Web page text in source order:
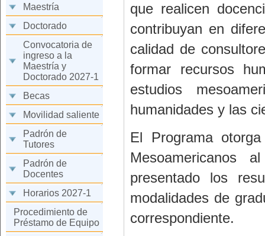
Maestría
Doctorado
Convocatoria de
ingreso a la
Maestría y
Doctorado 2027-1
Becas
Movilidad saliente
Padrón de
Tutores
Padrón de
Docentes
Horarios 2027-1
Procedimiento de
Préstamo de Equipo
que realicen
contribuyan en
calidad de
formar recursos
estudios
humanidades y las
El Programa
Mesoamericanos
presentado los
modalidades de
correspondiente.